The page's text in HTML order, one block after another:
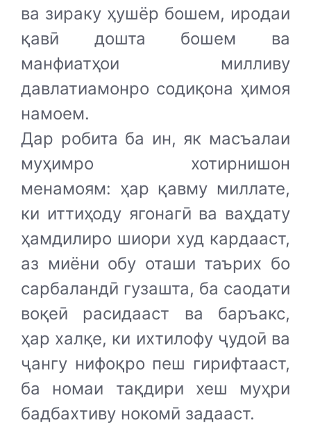
ва зираку ҳушёр бошем, иродаи
қавӣ дошта бошем ва
манфиатҳои милливу
давлатиамонро содиқона ҳимоя
намоем.
Дар робита ба ин, як масъалаи
муҳимро хотирнишон
менамоям: ҳар қавму миллате,
ки иттиҳоду ягонагӣ ва ваҳдату
ҳамдилиро шиори худ кардааст,
аз миёни обу оташи таърих бо
сарбаландӣ гузашта, ба саодати
воқеӣ расидааст ва баръакс,
ҳар халқе, ки ихтилофу ҷудоӣ ва
ҷангу нифоқро пеш гирифтааст,
ба номаи тақдири хеш муҳри
бадбахтиву нокомӣ задааст.